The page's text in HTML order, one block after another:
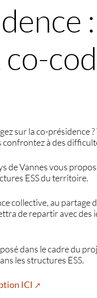
sur la co-présidence ?
confrontez à des
de Vannes vous
ESS du territoire.
collective, au partage
de repartir avec des
dans le cadre du
les structures ESS.
ICI